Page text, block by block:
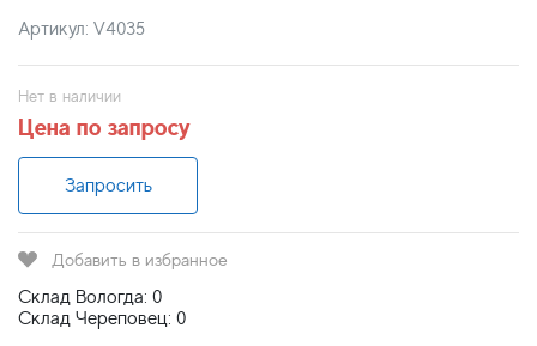
Артикул: V4035
Нет в наличии
Цена по запросу
Запросить
Добавить в избранное
Склад Вологда: 0
Склад Череповец: 0